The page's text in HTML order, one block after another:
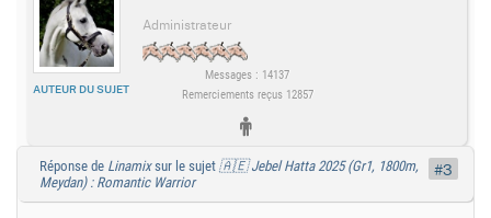
AUTEUR DU SUJET
Administrateur
Messages : 14137
Remerciements reçus 12857
Réponse de Linamixsur le sujet 🇦🇪 Jebel Hatta 2025 (Gr1, 1800m,
Meydan) : Romantic Warrior
#3